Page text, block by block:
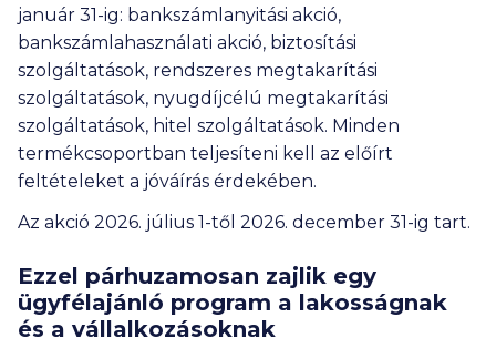
január 31-ig: bankszámlanyitási akció,
bankszámlahasználati akció, biztosítási
szolgáltatások, rendszeres megtakarítási
szolgáltatások, nyugdíjcélú megtakarítási
szolgáltatások, hitel szolgáltatások. Minden
termékcsoportban teljesíteni kell az előírt
feltételeket a jóváírás érdekében.
Az akció 2026. július 1-től 2026. december 31-ig tart.
Ezzel párhuzamosan zajlik egy
ügyfélajánló program a lakosságnak
és a vállalkozásoknak